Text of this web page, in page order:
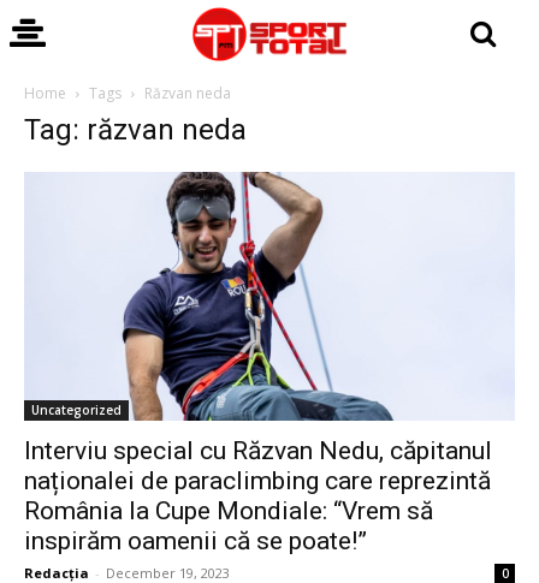
Home Tags Răzvan neda
Tag: răzvan neda
Uncategorized
Interviu special cu Răzvan Nedu, căpitanul
naționalei de paraclimbing care reprezintă
România la Cupe Mondiale: “Vrem să
inspirăm oamenii că se poate!”
Redacția - December 19, 2023 0